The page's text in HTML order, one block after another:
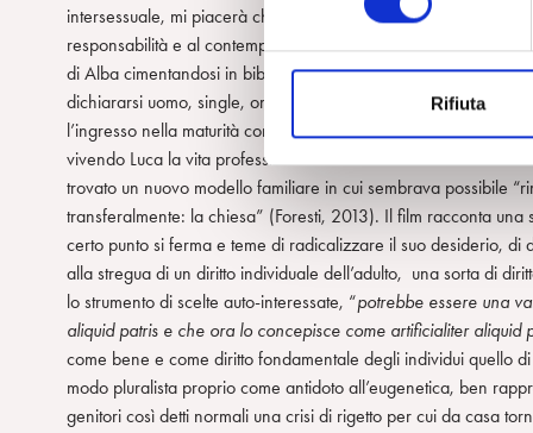
e
z
i
o
n
e
d
e
l
c
o
n
s
e
n
Rifiuta
intersessuale, mi piacerà che nasca?). Luca come padre
responsabilità e al contempo vorrebbe essere dalla Legge
di Alba cimentandosi in biberon e prima febbre. Luca, in
dichiararsi uomo, single, omosessuale, si riappropria di una
l’ingresso nella maturità con le vicissitudini del lavoro e della
vivendo Luca la vita professionale come una missione in una
trovato un nuovo modello familiare in cui sembrava possibile
transferalmente: la chiesa” (Foresti, 2013). Il film racconta
certo punto si ferma e teme di radicalizzare il suo desiderio,
alla stregua di un diritto individuale dell’adulto, una sorta di
lo strumento di scelte auto-interessate, “potrebbe essere una
aliquid patris e che ora lo concepisce come artificialiter aliquid
come bene e come diritto fondamentale degli individui quello
modo pluralista proprio come antidoto all’eugenetica, ben
genitori così detti normali una crisi di rigetto per cui da casa